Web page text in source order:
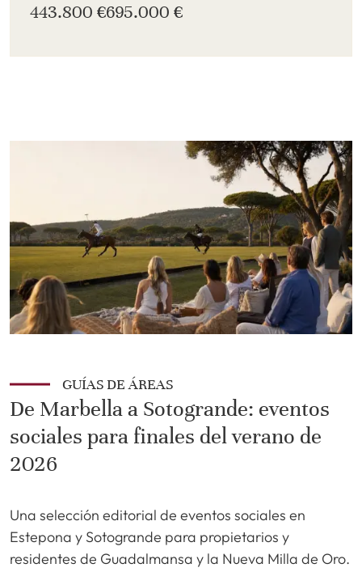
443.800 €695.000 €
GUÍAS DE ÁREAS
De Marbella a Sotogrande: eventos
sociales para finales del verano de
2026
Una selección editorial de eventos sociales en
Estepona y Sotogrande para propietarios y
residentes de Guadalmansa y la Nueva Milla de Oro.